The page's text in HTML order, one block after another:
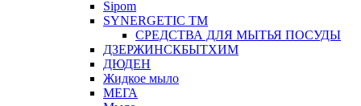
Sipom
SYNERGETIC TM
СРЕДСТВА ДЛЯ МЫТЬЯ ПОСУДЫ
ДЗЕРЖИНСКБЫТХИМ
ДЮДЕН
Жидкое мыло
МЕГА